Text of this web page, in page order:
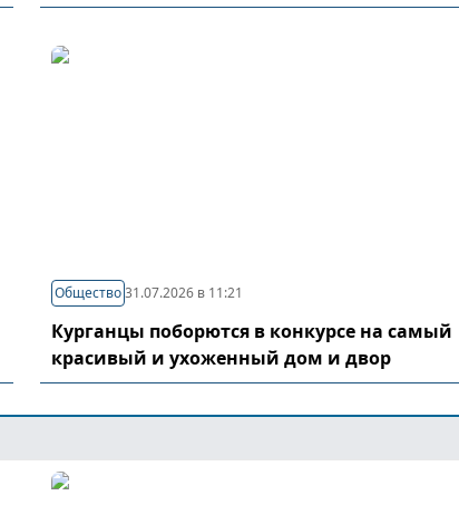
Общество 31.07.2026 в 11:21
Курганцы поборются в конкурсе на самый
красивый и ухоженный дом и двор